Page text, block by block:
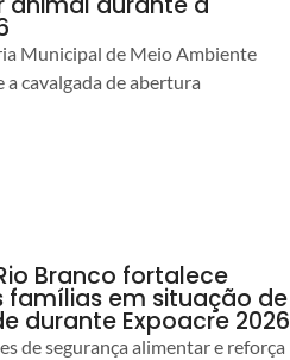
Municipal de Meio Ambiente
a cavalgada de abertura
Branco fortalece
famílias em situação de
durante Expoacre 2026
de segurança alimentar e reforça